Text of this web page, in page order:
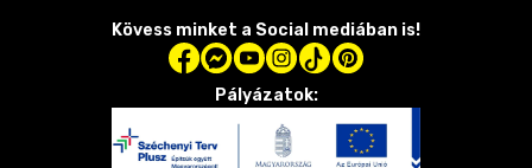
Kövess minket a Social mediában is!
Pályázatok: